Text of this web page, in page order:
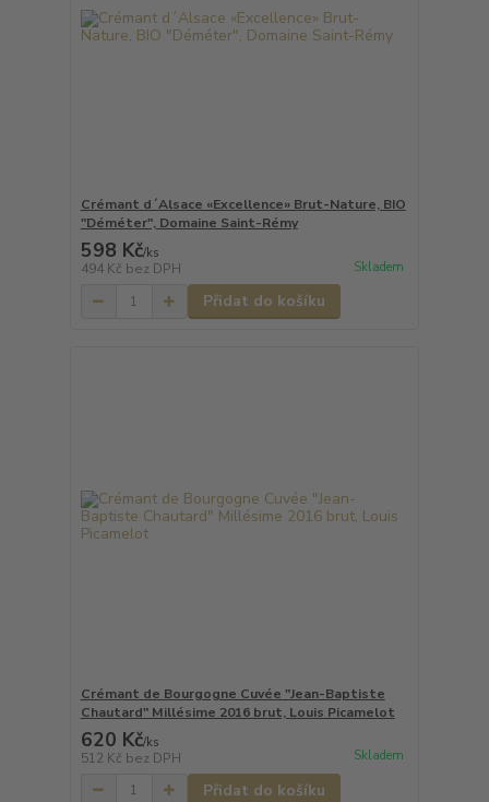
Crémant d´Alsace «Excellence» Brut-Nature, BIO
"Déméter", Domaine Saint-Rémy
598 Kč/ks
494 Kč bez DPH Skladem
Přidat do košíku
Crémant de Bourgogne Cuvée "Jean-Baptiste
Chautard" Millésime 2016 brut, Louis Picamelot
620 Kč/ks
512 Kč bez DPH Skladem
Přidat do košíku